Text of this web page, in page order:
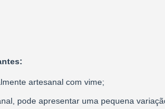
artesanal com vime;
pode apresentar uma pequena